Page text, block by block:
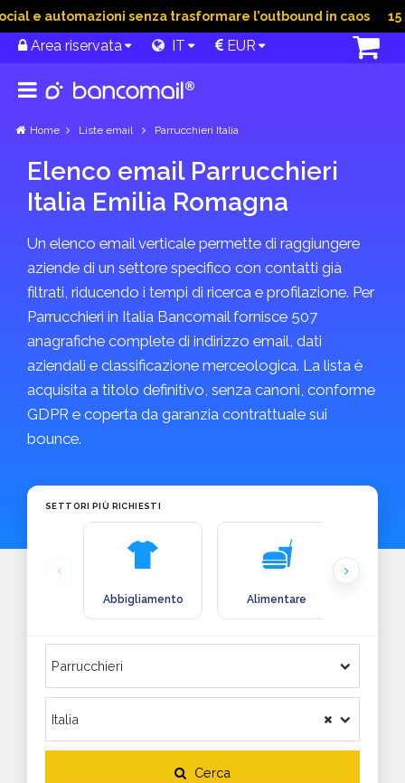
e automazioni senza trasformare l’outbound in caos 15
Area riservata IT EUR
Home Liste email Parrucchieri Italia
Elenco email Parrucchieri
Italia Emilia Romagna
Un elenco email verticale permette di raggiungere
aziende di un settore specifico con contatti già
filtrati, riducendo i tempi di ricerca e profilazione. Per
Parrucchieri in Italia Bancomail fornisce 507
anagrafiche complete di indirizzo email, dati
aziendali e classificazione merceologica. La lista è
acquisita a titolo definitivo, senza canoni, conforme
GDPR e coperta da garanzia contrattuale sui
bounce.
SETTORI PIÙ RICHIESTI
Abbigliamento Alimentare
Cerca